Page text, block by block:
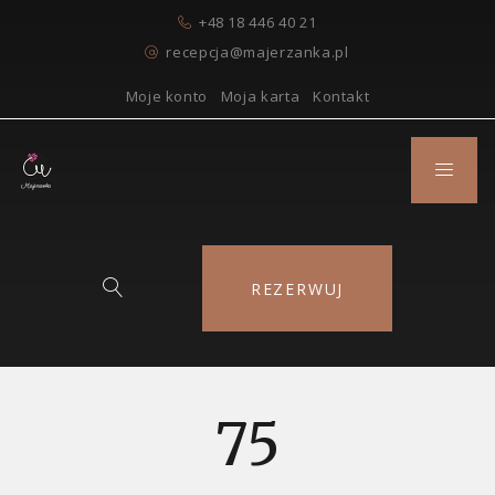
+48 18 446 40 21
recepcja@majerzanka.pl
Moje konto Moja karta Kontakt
REZERWUJ
75